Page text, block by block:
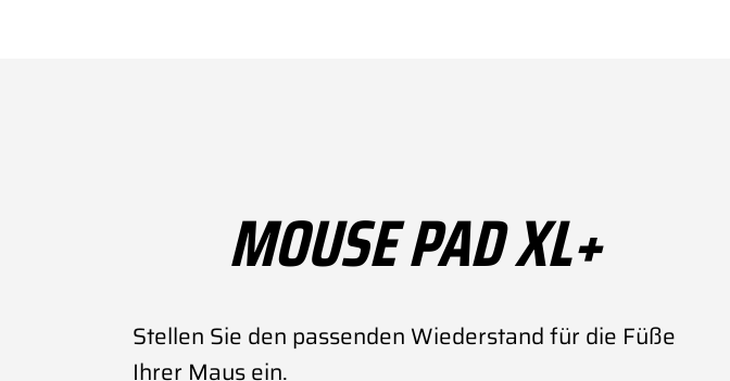
MOUSE PAD XL+
Stellen Sie den passenden Wiederstand für die Füße
Ihrer Maus ein.